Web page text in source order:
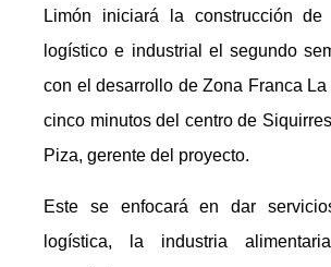
Limón iniciará la construcción
logístico e industrial el segundo
con el desarrollo de Zona Franca
cinco minutos del centro de
Piza, gerente del proyecto.
Este se enfocará en dar
logística, la industria